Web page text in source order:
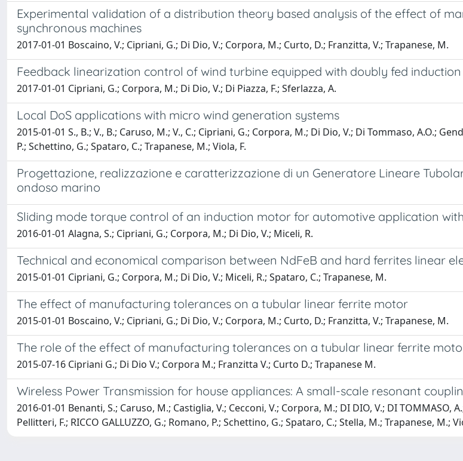
Experimental validation of a distribution theory based analysis of the effect of
synchronous machines
2017-01-01 Boscaino, V.; Cipriani, G.; Di Dio, V.; Corpora, M.; Curto, D.; Franzitta, V.; Trapanese, M.
Feedback linearization control of wind turbine equipped with doubly fed
2017-01-01 Cipriani, G.; Corpora, M.; Di Dio, V.; Di Piazza, F.; Sferlazza, A.
Local DoS applications with micro wind generation systems
2015-01-01 S., B.; V., B.; Caruso, M.; V., C.; Cipriani, G.; Corpora, M.; Di Dio, V.; Di Tommaso, A.O.;
P.; Schettino, G.; Spataro, C.; Trapanese, M.; Viola, F.
Progettazione, realizzazione e caratterizzazione di un Generatore Lineare
ondoso marino
Sliding mode torque control of an induction motor for automotive application
2016-01-01 Alagna, S.; Cipriani, G.; Corpora, M.; Di Dio, V.; Miceli, R.
Technical and economical comparison between NdFeB and hard ferrites linear
2015-01-01 Cipriani, G.; Corpora, M.; Di Dio, V.; Miceli, R.; Spataro, C.; Trapanese, M.
The effect of manufacturing tolerances on a tubular linear ferrite motor
2015-01-01 Boscaino, V.; Cipriani, G.; Di Dio, V.; Corpora, M.; Curto, D.; Franzitta, V.; Trapanese, M.
The role of the effect of manufacturing tolerances on a tubular linear ferrite
2015-07-16 Cipriani G.; Di Dio V.; Corpora M.; Franzitta V.; Curto D.; Trapanese M.
Wireless Power Transmission for house appliances: A small-scale resonant
2016-01-01 Benanti, S.; Caruso, M.; Castiglia, V.; Cecconi, V.; Corpora, M.; DI DIO, V.; DI TOMMASO,
Pellitteri, F.; RICCO GALLUZZO, G.; Romano, P.; Schettino, G.; Spataro, C.; Stella, M.; Trapanese, M.;